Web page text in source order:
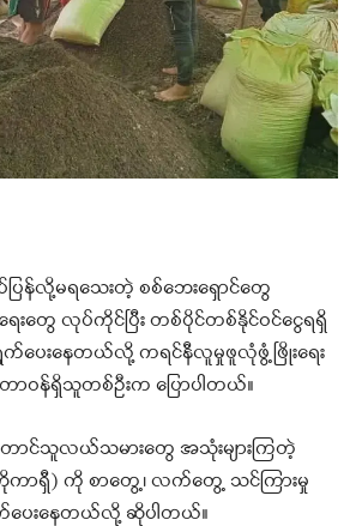
ပြန်လို့မရသေးတဲ့ စစ်ဘေးရှောင်တွေ
ရေးတွေ လုပ်ကိုင်ပြီး တစ်ပိုင်တစ်နိုင်ဝင်ငွေရရှိ
ပေးနေတယ်လို့ ကရင်နီလူမှုဖူလုံဖွံ့ဖြိုးရေး
ာဝန်ရှိသူတစ်ဦးက ပြောပါတယ်။
ောင်သူလယ်သမားတွေ အသုံးများကြတဲ့
ကာရှီ) ကို စာတွေ့၊ လက်တွေ့ သင်ကြားမှု
ေးနေတယ်လို့ ဆိုပါတယ်။